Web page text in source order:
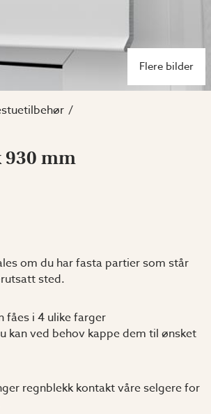
Flere bilder
930 mm
om du har fasta partier som står
sted.
fåes i 4 ulike farger
kan ved behov kappe dem til ønsket
regnblekk kontakt våre selgere for